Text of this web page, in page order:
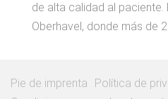
de alta calidad al paciente.
Oberhavel, donde más de
Pie de imprenta
Política de